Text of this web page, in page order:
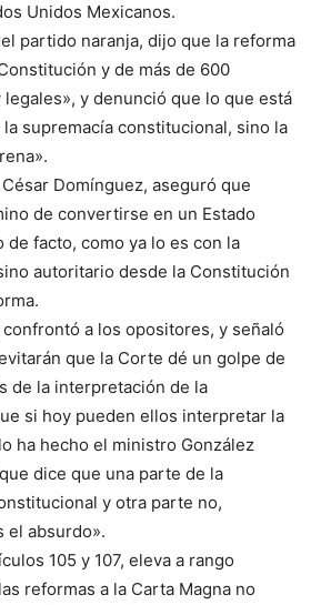
Unidos Mexicanos.
partido naranja, dijo que la reforma
y de más de 600
y denunció que lo que está
supremacía constitucional, sino la
Domínguez, aseguró que
de convertirse en un Estado
de facto, como ya lo es con la
autoritario desde la Constitución
confrontó a los opositores, y señaló
que la Corte dé un golpe de
de la interpretación de la
si hoy pueden ellos interpretar la
ha hecho el ministro González
dice que una parte de la
y otra parte no,
el absurdo».
105 y 107, eleva a rango
reformas a la Carta Magna no